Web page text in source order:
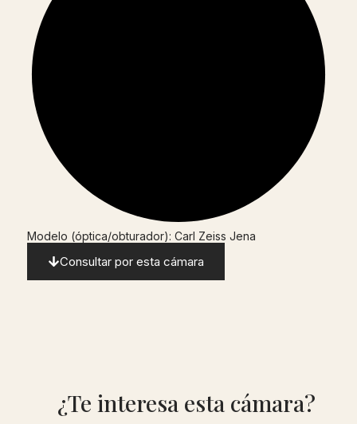
Modelo (óptica/obturador): Carl Zeiss Jena
Consultar por esta cámara
¿Te interesa esta cámara?